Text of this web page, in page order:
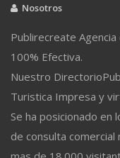
Nosotros
Publirecreate Agencia
100% Efectiva.
Nuestro
Turistica Impresa y
Se ha posicionado en
de consulta